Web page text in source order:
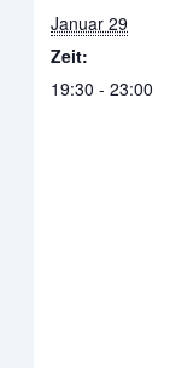
Januar 29
Zeit:
19:30 - 23:00